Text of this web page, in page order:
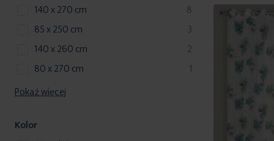
140 x 270 cm
8
produkty
85 x 250 cm
3
produkty
140 x 260 cm
2
produkty
80 x 270 cm
1produkt
Pokaż więcej
Kolor